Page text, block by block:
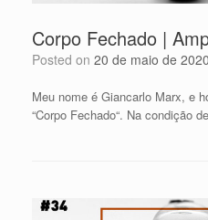
Corpo Fechado |
Posted on 20 de maio de 2020
Meu nome é Giancarlo Marx, e
“Corpo Fechado“. Na condição